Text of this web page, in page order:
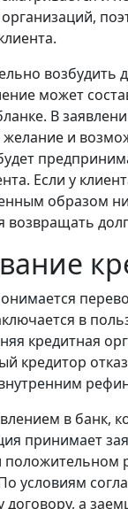
возбудить
может
В
желание и
Если у
образом
возвращать
в
кредитная
кредитор
в банк,
принимает
условиям
а